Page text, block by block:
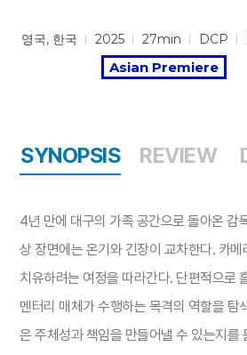
영국, 한국 2025 27min DCP
Asian Premiere
SYNOPSIS REVIEW
4년 만에 대구의 가족 공간으로 돌아온 감
상 장면에는 온기와 긴장이 교차한다. 카
치유하려는 여정을 따라간다. 단편적으로
멘터리 매체가 수행하는 목격의 역할을
은 주체성과 책임을 만들어낼 수 있는지를